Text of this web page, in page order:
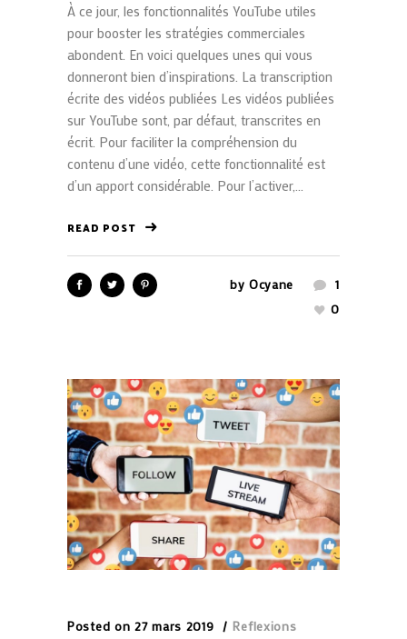
À ce jour, les fonctionnalités YouTube utiles
pour booster les stratégies commerciales
abondent. En voici quelques unes qui vous
donneront bien d’inspirations. La transcription
écrite des vidéos publiées Les vidéos publiées
sur YouTube sont, par défaut, transcrites en
écrit. Pour faciliter la compréhension du
contenu d’une vidéo, cette fonctionnalité est
d’un apport considérable. Pour l’activer,...
READ POST
by Ocyane
1
0
Posted on 27 mars 2019 Reflexions